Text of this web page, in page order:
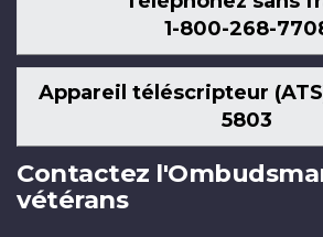
1-800-268-
Appareil téléscripteur
5803
Contactez
vétérans